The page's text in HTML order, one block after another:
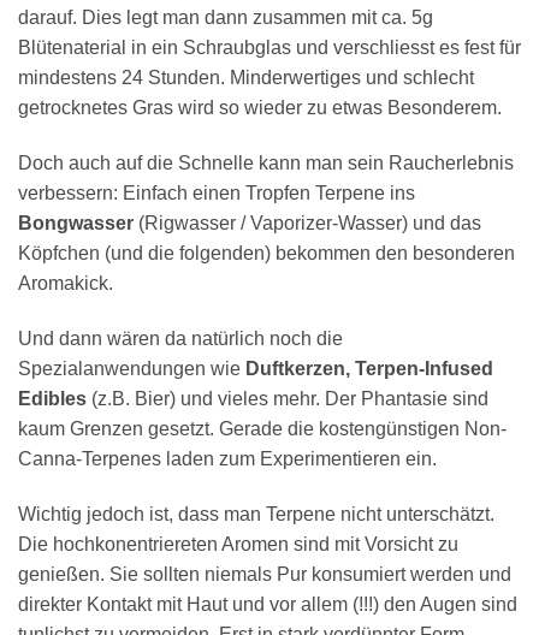
darauf. Dies legt man dann zusammen mit ca. 5g
Blütenaterial in ein Schraubglas und verschliesst es fest für
mindestens 24 Stunden. Minderwertiges und schlecht
getrocknetes Gras wird so wieder zu etwas Besonderem.
Doch auch auf die Schnelle kann man sein Raucherlebnis
verbessern: Einfach einen Tropfen Terpene ins
Bongwasser (Rigwasser / Vaporizer-Wasser) und das
Köpfchen (und die folgenden) bekommen den besonderen
Aromakick.
Und dann wären da natürlich noch die
Spezialanwendungen wie Duftkerzen, Terpen-Infused
Edibles (z.B. Bier) und vieles mehr. Der Phantasie sind
kaum Grenzen gesetzt. Gerade die kostengünstigen Non-
Canna-Terpenes laden zum Experimentieren ein.
Wichtig jedoch ist, dass man Terpene nicht unterschätzt.
Die hochkonentriereten Aromen sind mit Vorsicht zu
genießen. Sie sollten niemals Pur konsumiert werden und
direkter Kontakt mit Haut und vor allem (!!!) den Augen sind